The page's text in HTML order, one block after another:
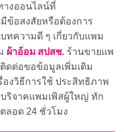
างออนไลน์ที่
ข้อสงสัยหรือต้องการ
ทความดี ๆ เกี่ยวกับแพม
ผ้าอ้อม สปสช. ร้านขายแพ
ดต่อขอข้อมูลเพิ่มเติม
งวิธีการใช้ ประสิทธิภาพ
ริจาคแพมเพิสผู้ใหญ่ ทัก
ลอด 24 ชั่วโมง